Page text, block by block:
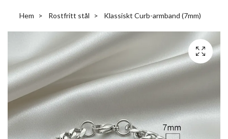
Hem Rostfritt stål Klassiskt Curb-armband (7mm)